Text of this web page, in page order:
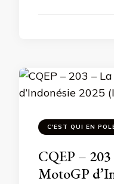
C'EST QUI EN
CQEP –
MotoGP